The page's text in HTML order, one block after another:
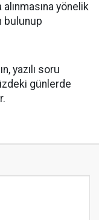
yönelik
bulunup
yazılı soru
günlerde